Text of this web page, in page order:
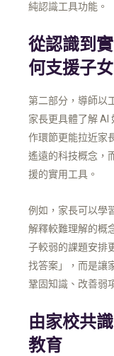
純認識工具功能。
從認識到
何支援子
第二部分，導師以
家長更具體了解 AI
作環節更能拉近家
遙遠的科技概念，
援的實用工具。
例如，家長可以學
解釋較難理解的概
子較弱的課題安排
找答案」，而是讓
鞏固知識、改善弱
由家校共
教育